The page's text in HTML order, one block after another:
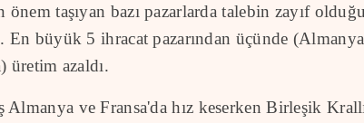
önem taşıyan bazı pazarlarda talebin zayıf
En büyük 5 ihracat pazarından üçünde
üretim azaldı.
ve Fransa'da hız keserken Birleşik